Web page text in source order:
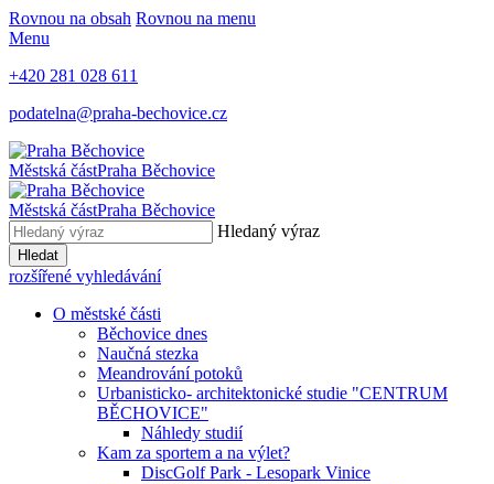
Rovnou na obsah Rovnou na menu
Menu
+420 281 028 611
podatelna@praha-bechovice.cz
Městská částPraha Běchovice
Městská částPraha Běchovice
Hledaný výraz
Hledat
rozšířené vyhledávání
O městské části
Běchovice dnes
Naučná stezka
Meandrování potoků
Urbanisticko- architektonické studie "CENTRUM
BĚCHOVICE"
Náhledy studií
Kam za sportem a na výlet?
DiscGolf Park - Lesopark Vinice